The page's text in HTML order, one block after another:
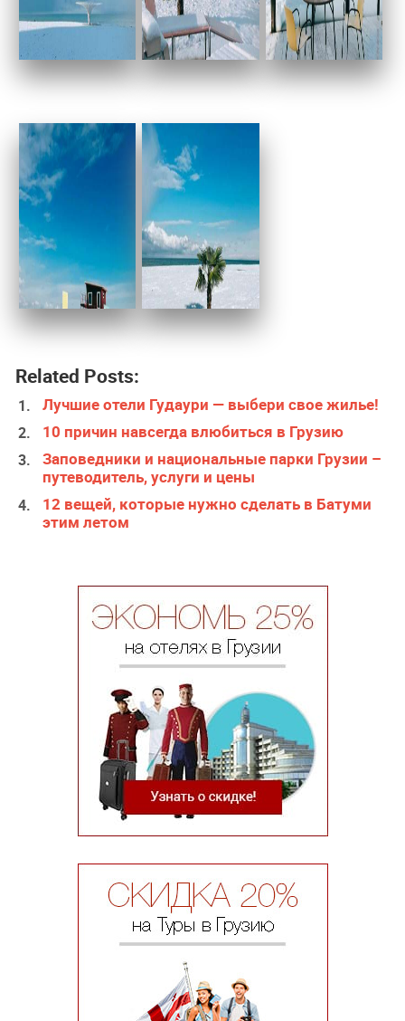
Related Posts:
Лучшие отели Гудаури — выбери свое жилье!
10 причин навсегда влюбиться в Грузию
Заповедники и национальные парки Грузии –
путеводитель, услуги и цены
12 вещей, которые нужно сделать в Батуми
этим летом